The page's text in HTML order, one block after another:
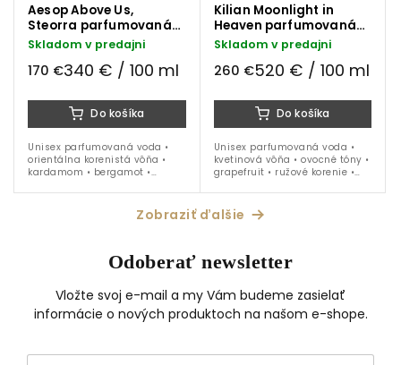
Aesop Above Us,
Steorra parfumovaná
voda 50 ml
Skladom v predajni
170 €340 € / 100 ml
Do košíka
Unisex parfumovaná voda •
orientálna korenistá vôňa •
kardamom • bergamot •
škorica • ideálna na obdobie...
Kilian Moonlight in
Heaven parfumovaná
voda 50 ml
Skladom v predajni
260 €520 € / 100 ml
Do košíka
Unisex parfumovaná voda •
kvetinová vôňa • ovocné tóny •
grapefruit • ružové korenie •
vetiver • ideálna na obdobie
jar - leto
Zobraziť ďalšie
Odoberať newsletter
Vložte svoj e-mail a my Vám budeme zasielať
informácie o nových produktoch na našom e-shope.